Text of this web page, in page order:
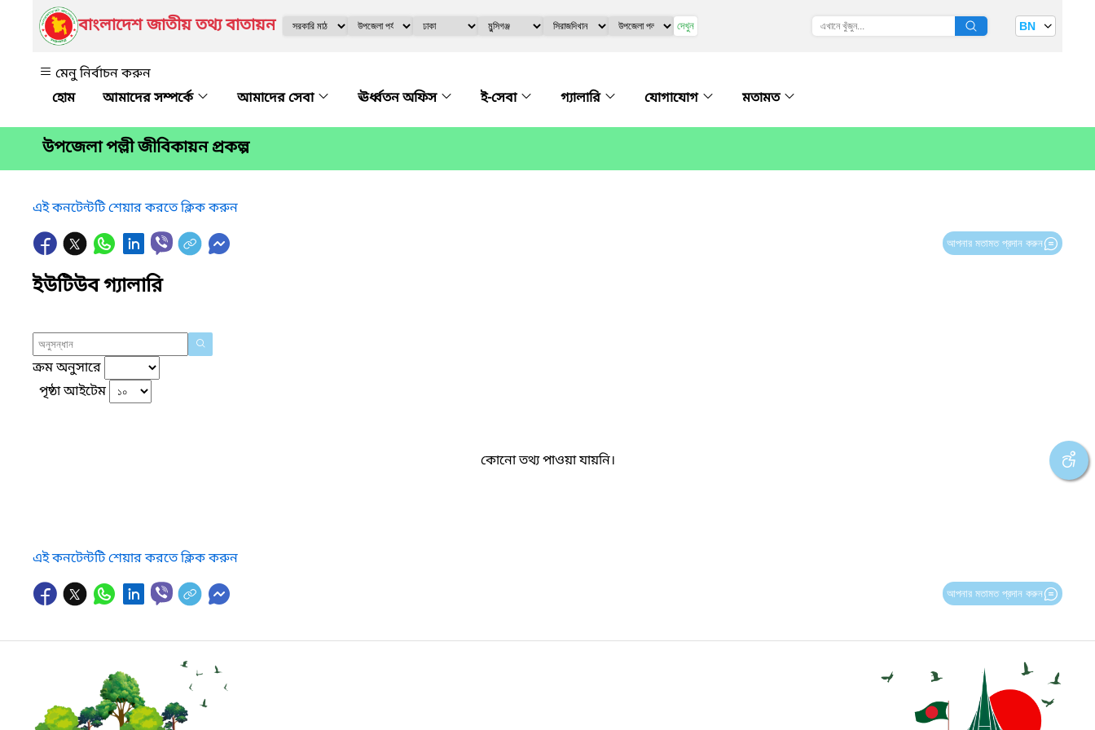
বাংলাদেশ জাতীয় তথ্য বাতায়ন দেখুন BN
মেনু নির্বাচন করুন
আমাদের সম্পর্কে
আমাদের সেবা ঊর্ধ্বতন অফিস ই-সেবা গ্যালারি যোগাযোগ মতামত
উপজেলা পল্লী জীবিকায়ন প্রকল্প
এই কনটেন্টটি শেয়ার করতে ক্লিক করুন
আপনার মতামত প্রদান করুন
ইউটিউব গ্যালারি
ক্রম অনুসারে
পৃষ্ঠা আইটেম
কোনো তথ্য পাওয়া যায়নি।
এই কনটেন্টটি শেয়ার করতে ক্লিক করুন
আপনার মতামত প্রদান করুন